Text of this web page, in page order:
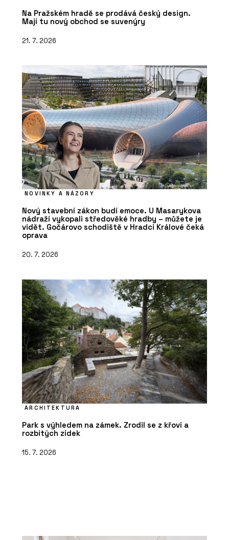
Na Pražském hradě se prodává český design.
Mají tu nový obchod se suvenýry
21. 7. 2026
NOVINKY A NÁZORY
Nový stavební zákon budí emoce. U Masarykova
nádraží vykopali středověké hradby – můžete je
vidět. Gočárovo schodiště v Hradci Králové čeká
oprava
20. 7. 2026
ARCHITEKTURA
Park s výhledem na zámek. Zrodil se z křoví a
rozbitých zídek
15. 7. 2026